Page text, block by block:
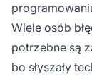
Wiele osób
potrzebne są
bo słyszały